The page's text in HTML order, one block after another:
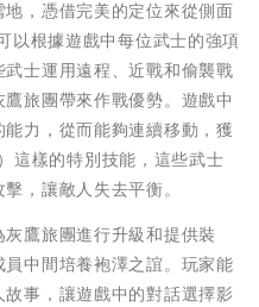
，憑借完美的定位來從側面
根據遊戲中每位武士的強項
士運用遠程、近戰和偷襲戰
旅團帶來作戰優勢。遊戲中
力，從而能夠連續移動，獲
樣的特別技能，這些武士
，讓敵人失去平衡。
鷹旅團進行升級和提供裝
中間培養袍澤之誼。玩家能
事，讓遊戲中的對話選擇影